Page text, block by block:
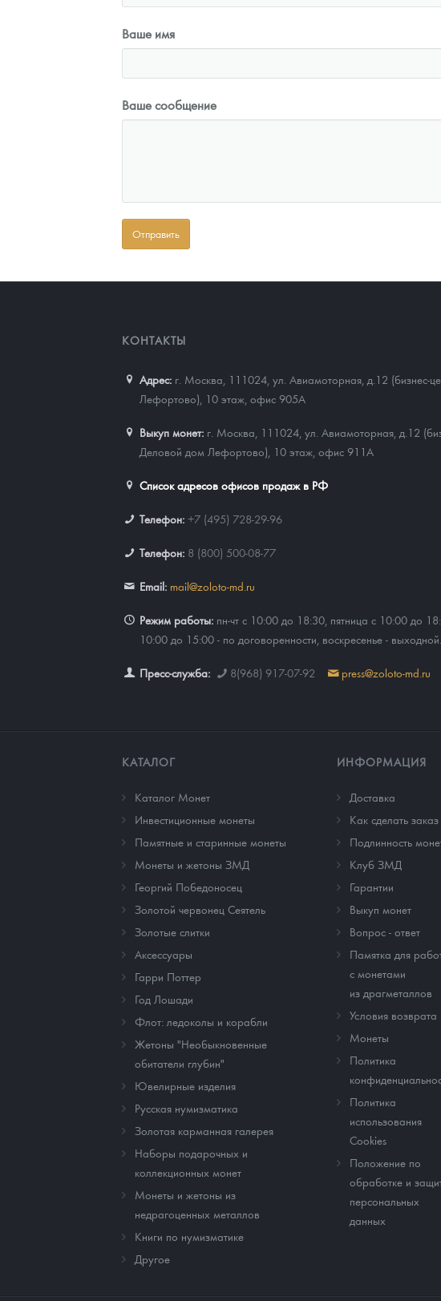
Ваше имя
Ваше сообщение
КОНТАКТЫ
Адрес: г. Москва, 111024 ул. Авиамоторная, д.12 (бизнес-
Лефортово), 10 этаж, офис 905А
Выкуп монет: г. Москва, 111024, ул. Авиамоторная, д.12
Деловой дом Лефортово), 10 этаж, офис 911А
Список адресов офисов продаж в РФ
Телефон: +7 (495) 728-29-96
Телефон: 8 (800) 500-08-77
Email: mail@zoloto-md.ru
Режим работы: пн-чт с 10:00 до 18:30, пятница с 10:00 до
10:00 до 15:00 - по договоренности, воскресенье - выходной.
Пресс-служба: 8(968) 917-07-92 press@zoloto-md.ru
КАТАЛОГ
Каталог Монет
Инвестиционные монеты
Памятные и старинные монеты
Монеты и жетоны ЗМД
Георгий Победоносец
Золотой червонец Сеятель
Золотые слитки
Аксессуары
Гарри Поттер
Год Лошади
Флот: ледоколы и корабли
Жетоны "Необыкновенные
обитатели глубин"
Ювелирные изделия
Русская нумизматика
Золотая карманная галерея
Наборы подарочных и
коллекционных монет
Монеты и жетоны из
недрагоценных металлов
Книги по нумизматике
Другое
ИНФОРМАЦИЯ
Доставка
Как сделать заказ
Подлинность
Клуб ЗМД
Гарантии
Выкуп монет
Вопрос - ответ
Памятка для
с монетами
из драгметаллов
Условия возврата
Монеты
Политика
Политика
использования
Cookies
Положение по
обработке и
персональных
данных